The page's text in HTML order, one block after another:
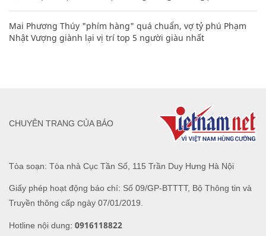
Mai Phương Thúy "phím hàng" quá chuẩn, vợ tỷ phú Phạm
Nhật Vượng giành lại vị trí top 5 người giàu nhất
Tòa soạn: Tòa nhà Cục Tần Số, 115 Trần Duy Hưng Hà Nội
Giấy phép hoạt động báo chí: Số 09/GP-BTTTT, Bộ Thông tin và
Truyền thông cấp ngày 07/01/2019.
Hotline nội dung: 0916118822
CHUYÊN TRANG CỦA BÁO